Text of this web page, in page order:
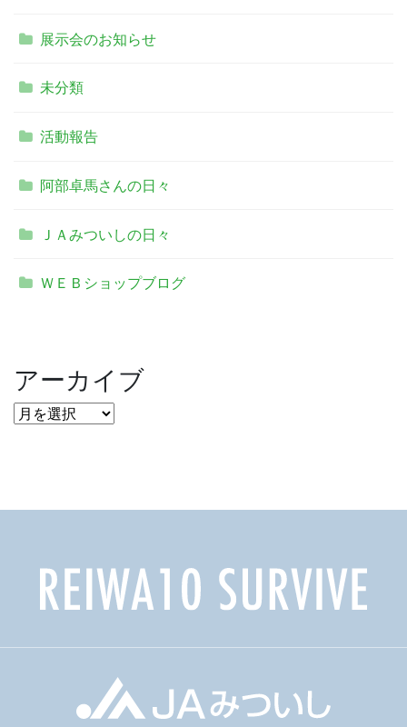
展示会のお知らせ
未分類
活動報告
阿部卓馬さんの日々
ＪＡみついしの日々
ＷＥＢショップブログ
アーカイブ
ア